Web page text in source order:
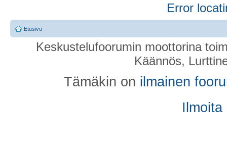
Error
Etusivu
Keskustelufoorumin moottorina
Käännös,
Tämäkin on ilmainen